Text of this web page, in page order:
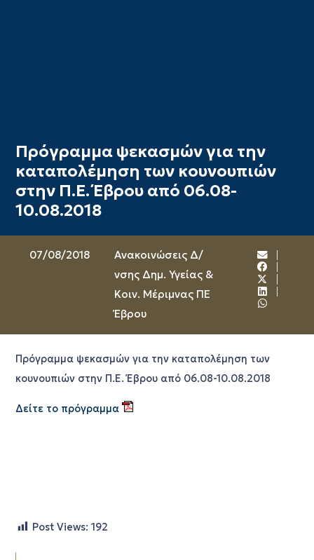
Πρόγραμμα ψεκασμών για την
καταπολέμηση των κουνουπιών
στην Π.Ε. Έβρου από 06.08-
10.08.2018
07/08/2018
Ανακοινώσεις Δ/
νσης Δημ. Υγείας &
Κοιν. Μέριμνας ΠΕ
Έβρου
Πρόγραμμα ψεκασμών για την καταπολέμηση των
κουνουπιών στην Π.Ε. Έβρου από 06.08-10.08.2018
Δείτε το πρόγραμμα
Post Views: 192